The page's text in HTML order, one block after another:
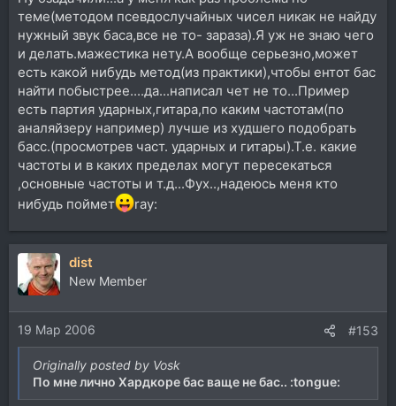
теме(методом псевдослучайных чисел никак не найду
нужный звук баса,все не то- зараза).Я уж не знаю чего
и делать.мажестика нету.А вообще серьезно,может
есть какой нибудь метод(из практики),чтобы ентот бас
найти побыстрее....да...написал чет не то...Пример
есть партия ударных,гитара,по каким частотам(по
аналяйзеру например) лучше из худшего подобрать
басс.(просмотрев част. ударных и гитары).Т.е. какие
частоты и в каких пределах могут пересекаться
,основные частоты и т.д...Фух..,надеюсь меня кто
нибудь поймет
ray:
dist
New Member
19 Мар 2006 #153
Originally posted by Vosk
По мне лично Хардкоре бас ваще не бас.. :tongue: